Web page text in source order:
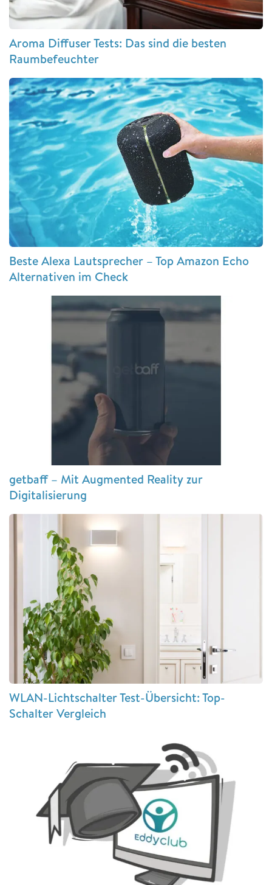
Aroma Diffuser Tests: Das sind die besten
Raumbefeuchter
Beste Alexa Lautsprecher – Top Amazon Echo
Alternativen im Check
getbaff – Mit Augmented Reality zur
Digitalisierung
WLAN-Lichtschalter Test-Übersicht: Top-
Schalter Vergleich